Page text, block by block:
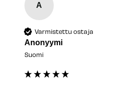
A
Varmistettu ostaja
Anonyymi
Suomi